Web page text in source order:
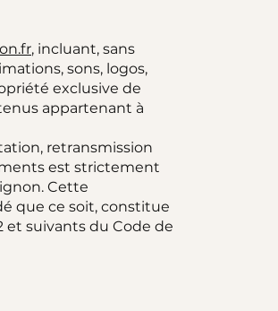
, incluant, sans
sons, logos,
exclusive de
appartenant à
retransmission
est strictement
Cette
que ce soit, constitue
et suivants du Code de